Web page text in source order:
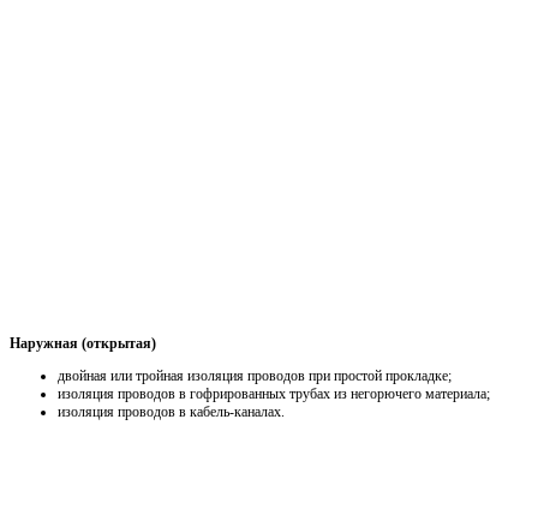
Наружная (открытая)
двойная или тройная изоляция проводов при простой прокладке;
изоляция проводов в гофрированных трубах из негорючего материала;
изоляция проводов в кабель-каналах.